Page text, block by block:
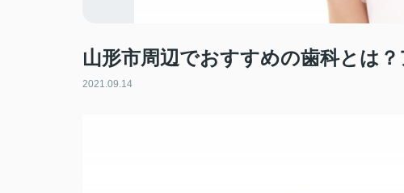
山形市周辺でおすすめの歯科とは
2021.09.14